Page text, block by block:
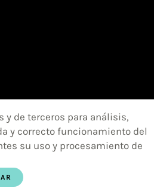
y de terceros para análisis,
y correcto funcionamiento del
su uso y procesamiento de